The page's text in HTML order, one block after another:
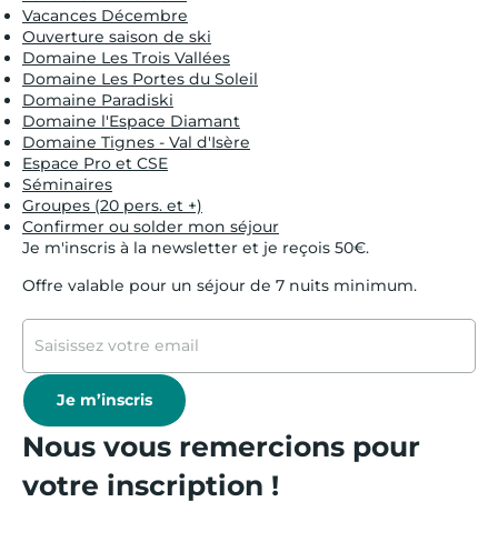
Vacances Décembre
Ouverture saison de ski
Domaine Les Trois Vallées
Domaine Les Portes du Soleil
Domaine Paradiski
Domaine l'Espace Diamant
Domaine Tignes - Val d'Isère
Espace Pro et CSE
Séminaires
Groupes (20 pers. et +)
Confirmer ou solder mon séjour
Je m'inscris à la newsletter et je reçois 50€.
Offre valable pour un séjour de 7 nuits minimum.
Je m’inscris
Nous vous remercions pour
votre inscription !